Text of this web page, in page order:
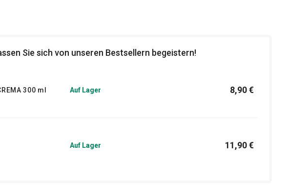
Sie sich von unseren Bestsellern begeistern!
300 ml Auf Lager 8,90 €
Auf Lager 11,90 €